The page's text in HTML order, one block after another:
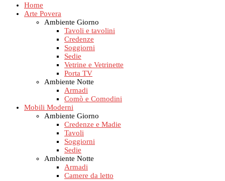
Home
Arte Povera
Ambiente Giorno
Tavoli e tavolini
Credenze
Soggiorni
Sedie
Vetrine e Vetrinette
Porta TV
Ambiente Notte
Armadi
Comò e Comodini
Mobili Moderni
Ambiente Giorno
Credenze e Madie
Tavoli
Soggiorni
Sedie
Ambiente Notte
Armadi
Camere da letto